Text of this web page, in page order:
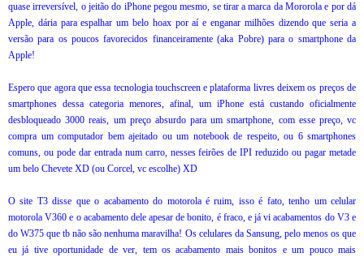
quase irreversível, o jeitão do iPhone pegou mesmo, se tirar a marca da Mororola e por dá
Apple, dária para espalhar um belo hoax por aí e enganar milhões dizendo que seria a
versão para os poucos favorecidos financeiramente (aka Pobre) para o smartphone da
Apple!
Espero que agora que essa tecnologia touchscreen e plataforma livres deixem os preços de
smartphones dessa categoria menores, afinal, um iPhone está custando oficialmente
desbloqueado 3000 reais, um preço absurdo para um smartphone, com esse preço, vc
compra um computador bem ajeitado ou um notebook de respeito, ou 6 smartphones
comuns, ou pode dar entrada num carro, nesses feirões de IPI reduzido ou pagar metade
um belo Chevete XD (ou Corcel, vc escolhe) XD
O site T3 disse que o acabamento do motorola é ruim, isso é fato, tenho um celular
motorola V360 e o acabamento dele apesar de bonito, é fraco, e já vi acabamentos do V3 e
do W375 que tb não são nenhuma maravilha! Os celulares da Sansung, pelo menos os que
eu já tive oportunidade de ver, tem os acabamento mais bonitos e um pouco mais